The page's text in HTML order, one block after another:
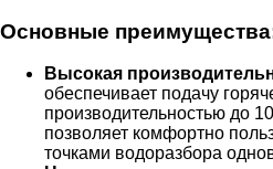
Основные
Высокая
обеспечивает подачу
производительностью до
позволяет комфортно
точками водоразбора